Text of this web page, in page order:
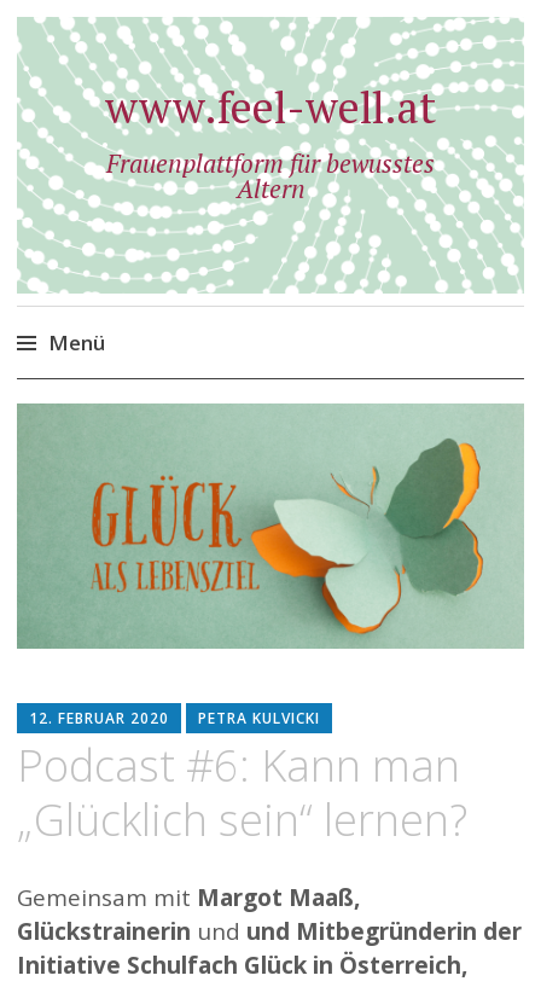
www.feel-well.at
Frauenplattform für bewusstes
Altern
Menü
Zum
12. FEBRUAR 2020 PETRA KULVICKI
Podcast #6: Kann man
„Glücklich sein“ lernen?
Gemeinsam mit Margot Maaß,
Glückstrainerin und und Mitbegründerin der
Initiative Schulfach Glück in Österreich,